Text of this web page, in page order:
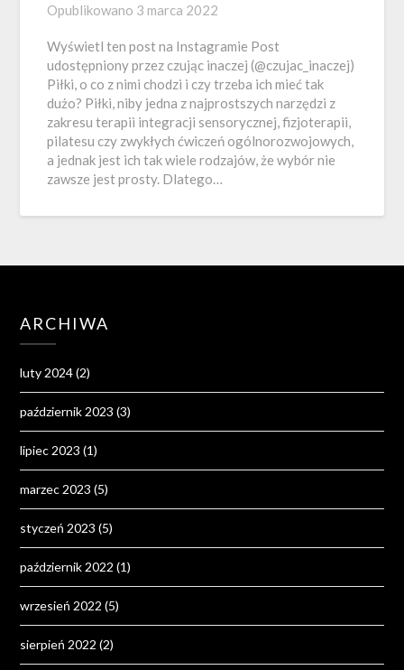
Opublikowano 3 marca 2022
Wyświetl ten post na Instagramie Post
udostępniony przez czując inaczej (@czujac_inaczej)
Piłki, o co z nimi chodzi i czy trzeba ich mieć tak
dużo? Piłki, niby jedna z najprostszych narzędzi z
zakresu terapii integracji sensorycznej, fizjoterapii,
pilatesu czy zwykłych ćwiczeń ogólnorozwojowych,
a jednak jest ich tak wiele rodzajów, że wybór nie
zawsze jest prosty. Dlatego…
ARCHIWA
luty 2024(2)
październik 2023 (3)
lipiec 2023 (1)
marzec 2023 (5)
styczeń 2023 (5)
październik 2022 (1)
wrzesień 2022 (5)
sierpień 2022 (2)